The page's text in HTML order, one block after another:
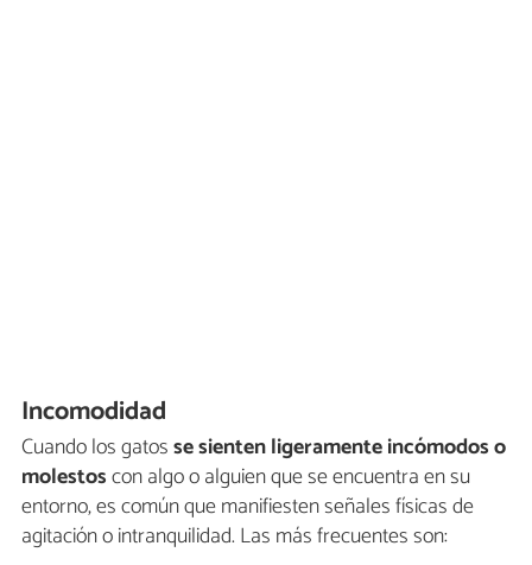
Incomodidad
Cuando los gatosse sienten ligeramente incómodos o
molestoscon algo o alguien que se encuentra en su
entorno, es común que manifiesten señales físicas de
agitación o intranquilidad. Las más frecuentes son: